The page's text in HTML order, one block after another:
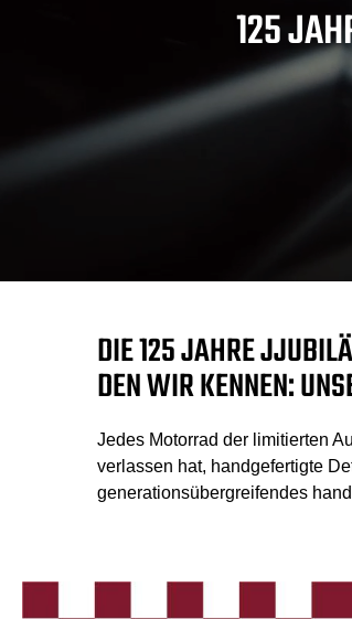
125
DIE 125 JAHRE
EN WIR KENNEN:
Jedes Motorrad der limitierten
verlassen hat, handgefertigte
generationsübergreifendes